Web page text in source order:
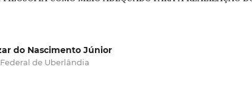
do Nascimento Júnior
de Uberlândia